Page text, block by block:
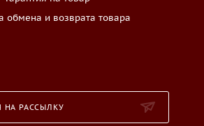
обмена и возврата товара
НА РАССЫЛКУ